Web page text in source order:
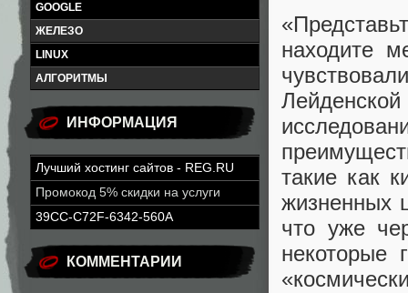
GOOGLE
ЖЕЛЕЗО
LINUX
АЛГОРИТМЫ
ИНФОРМАЦИЯ
Лучший хостинг сайтов - REG.RU
Промокод 5% скидки на услуги
39CC-C72F-6342-560A
КОММЕНТАРИИ
находите
такие как
жизненных
что уже
некоторые